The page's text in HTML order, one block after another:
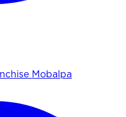
Mobalpa